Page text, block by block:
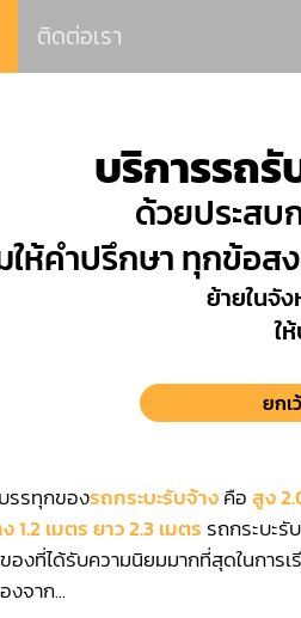
ติดต่อเรา
บริการรถ
ด้วยประสบ
ห้คำปรึกษา ทุกข้อส
ย้ายในจั
ใ
ยก
รทุกของรถกระบะรับจ้างคือสูง
1.2 เมตร ยาว 2.3 เมตรรถกระบะรั
องที่ได้รับความนิยมมากที่สุดในการเ
งจาก...